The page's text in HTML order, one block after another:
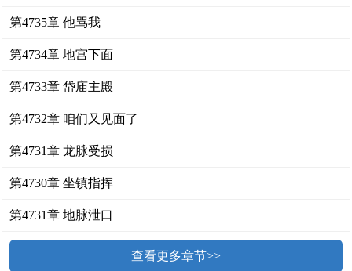
第4735章 他骂我
第4734章 地宫下面
第4733章 岱庙主殿
第4732章 咱们又见面了
第4731章 龙脉受损
第4730章 坐镇指挥
第4731章 地脉泄口
查看更多章节>>